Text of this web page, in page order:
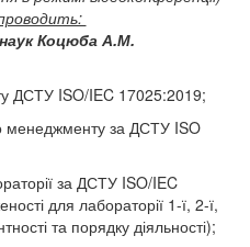
Коцюба А.М.
ДСТУ ISO/IEC 17025:2019;
менеджменту за ДСТУ ISO
за ДСТУ ISO/IEC
для лабораторії 1-ї, 2-ї,
та порядку діяльності);